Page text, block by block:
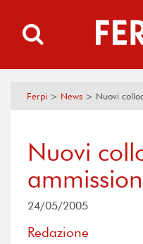
Ferpi > News > Nuovi
Nuovi
24/05/2005
Redazione